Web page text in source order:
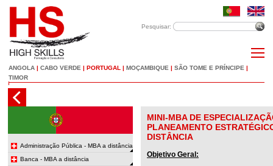
Pesquisar:
ANGOLA | CABO VERDE | PORTUGAL | MOÇAMBIQUE | SÃO TOME E PRÍNCIPE |
TIMOR
Administração Pública - MBA a distância
Banca - MBA a distância
MINI-MBA DE
PLANEAMENTO
DISTÂNCIA
Objetivo Geral: